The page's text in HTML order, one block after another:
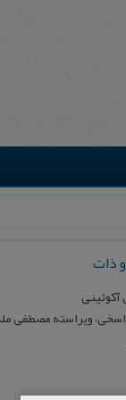
ذات
ویراسته مصطفی